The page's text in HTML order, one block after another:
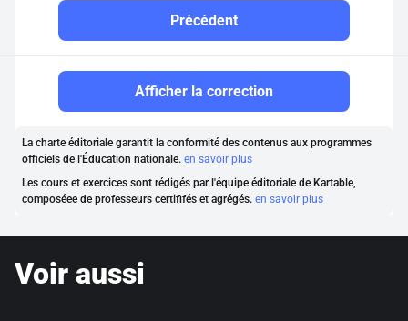
Précédent
Afficher la correction
La charte éditoriale garantit la conformité des contenus aux programmes
officiels de l'Éducation nationale. en savoir plus
Les cours et exercices sont rédigés par l'équipe éditoriale de Kartable,
composéee de professeurs certififés et agrégés. en savoir plus
Voir aussi